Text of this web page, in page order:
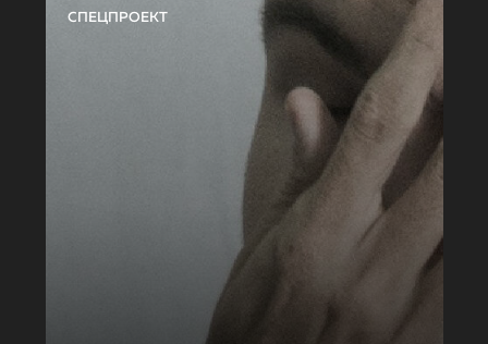
СПЕЦПРОЕКТ